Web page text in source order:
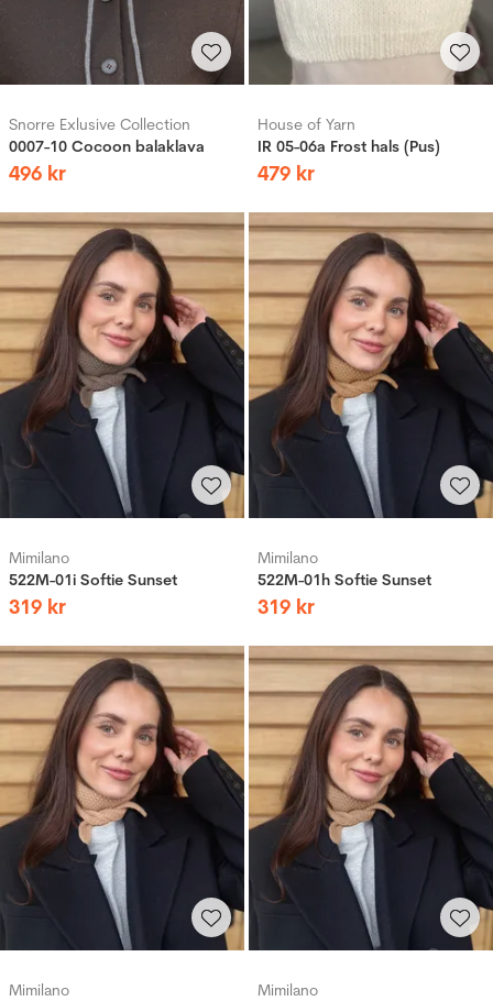
Snorre Exlusive Collection
0007-10 Cocoon balaklava
496 kr
House of Yarn
IR 05-06a Frost hals (Pus)
479 kr
Mimilano
522M-01i Softie Sunset
319 kr
Mimilano
522M-01h Softie Sunset
319 kr
Mimilano
Mimilano